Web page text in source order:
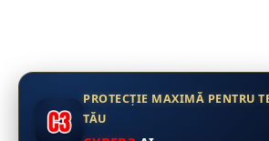
PROTECȚIE MAXIMĂ PENTRU
TĂU